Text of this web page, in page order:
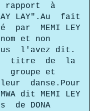
rapport à
LAY".Au fait
MEMI LEY
et non
vous l'avez dit.
le titre de la
groupe et
leur danse.Pour
dit MEMI LEY
de DONA